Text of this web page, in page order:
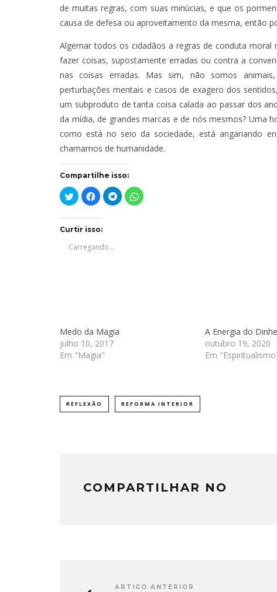
de muitas regras, com suas minúcias, e que os
causa de defesa ou aproveitamento da mesma, então
Algemar todos os cidadãos a regras de conduta
fazer coisas, supostamente erradas ou contra a
nas coisas erradas. Mas sim, não somos
perturbações mentais e casos de exagero dos
um subproduto de tanta coisa calada ao passar dos
da mídia, de grandes marcas e de nós mesmos? Uma
como está no seio da sociedade, está angariando
chamamos de humanidade.
Compartilhe isso:
Clique
para
compartilhar
em
janela)
Clique
para
compartilhar
em
janela)
Clique
para
compartilhar
Clique
para
Curtir isso:
Carregando...
Medo da Magia
julho 10, 2017
Em "Magia"
A Energia do
outubro 19, 2020
Em
REFLEXÃO REFORMA INTERIOR
COMPARTILHAR NO
ARTIGO ANTERIOR